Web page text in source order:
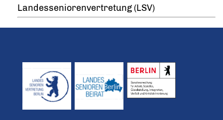
Landesseniorenvertretung (LSV)